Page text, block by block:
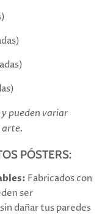
pueden variar
arte.
PÓSTERS:
Fabricados con
ser
dañar tus paredes